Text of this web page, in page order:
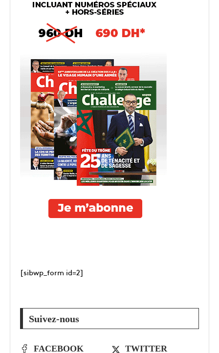
[sibwp_form id=2]
Suivez-nous
FACEBOOK TWITTER